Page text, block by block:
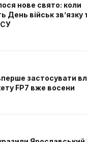
нове свято: коли
День військ зв’язку
застосувати
FP7 вже восени